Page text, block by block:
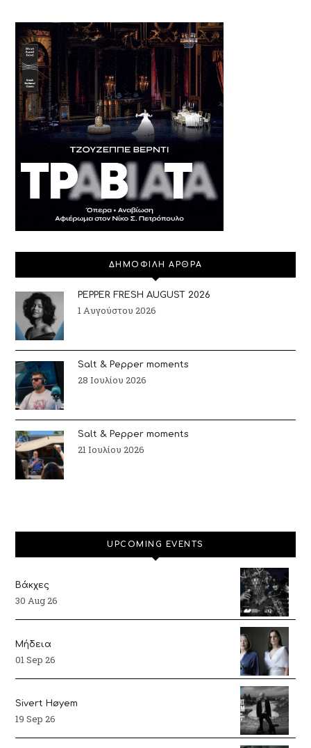
ΔΗΜΟΦΙΛΗ ΑΡΘΡΑ
PEPPER FRESH AUGUST 2026
1 Αυγούστου 2026
Salt & Pepper moments
28 Ιουλίου 2026
Salt & Pepper moments
21 Ιουλίου 2026
UPCOMING EVENTS
Βάκχες
30 Aug 26
Μήδεια
01 Sep 26
Sivert Høyem
19 Sep 26